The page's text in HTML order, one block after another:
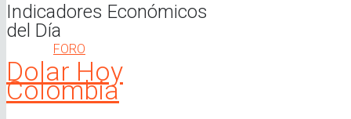
FORO
Indicadores Económicos
del Día
Dolar Hoy
Colombia